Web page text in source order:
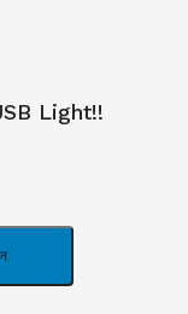
Light!!